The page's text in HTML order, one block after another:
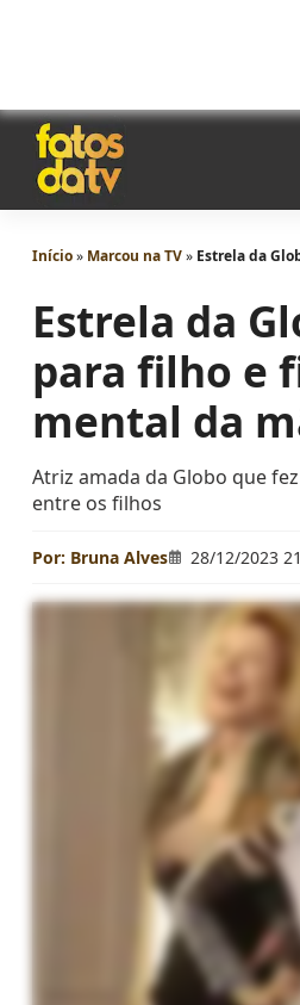
Início» Marcou na TV» Estrela da
Estrela da
para filho e
mental da
Atriz amada da Globo que
entre os filhos
Por: Bruna Alves 28/12/2023